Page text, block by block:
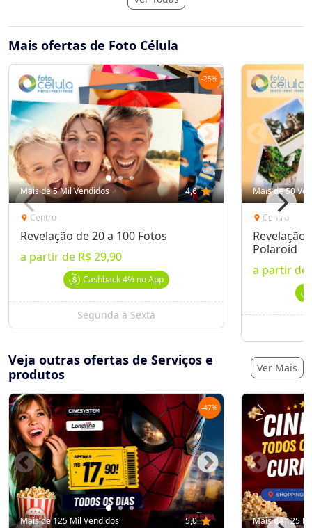
Mais ofertas de Foto Célula
-25%
Mais de 5 Mil Vendidos 4,6 star
location_on Centro
Revelação de 20 a 100 Fotos
a partir de R$ 29,90
Cashback4%no App
Segunda a Sexta
Mais de 50
location_on Centro
Revelação
Polaroid
a partir de
Veja outras ofertas de Serviços e
produtos
Ver Mais
-47%
Mais de 125 Mil Vendidos 5,0 star Mais de 125